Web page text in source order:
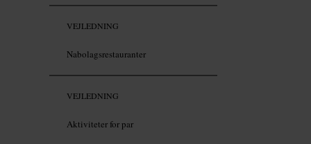
VEJLEDNING
Nabolagsrestauranter
VEJLEDNING
Aktiviteter for par